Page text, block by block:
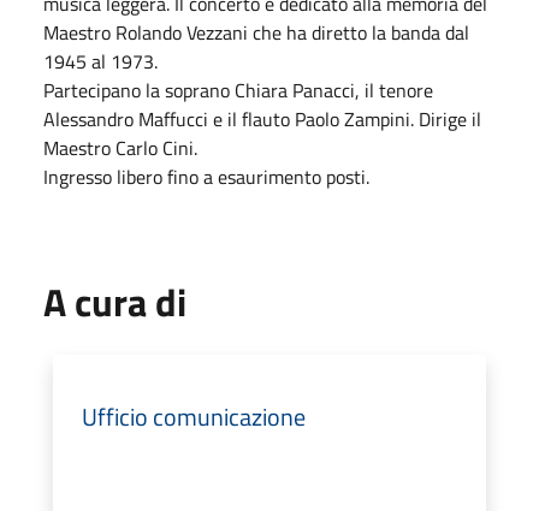
Maestro Rolando Vezzani che ha diretto la banda dal
1945 al 1973.
Partecipano la soprano Chiara Panacci, il tenore
Alessandro Maffucci e il flauto Paolo Zampini. Dirige il
Maestro Carlo Cini.
Ingresso libero fino a esaurimento posti.
A cura di
Ufficio comunicazione